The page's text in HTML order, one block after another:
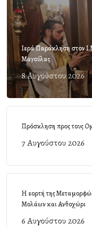
Ιερά Παράκληση στον
Μαγούλας
8 Αυγούστου 2026
Πρόσκληση προς τους
7 Αυγούστου 2026
Η εορτή της
Μολάων και Ανθοχώρι
6 Αυγούστου 2026